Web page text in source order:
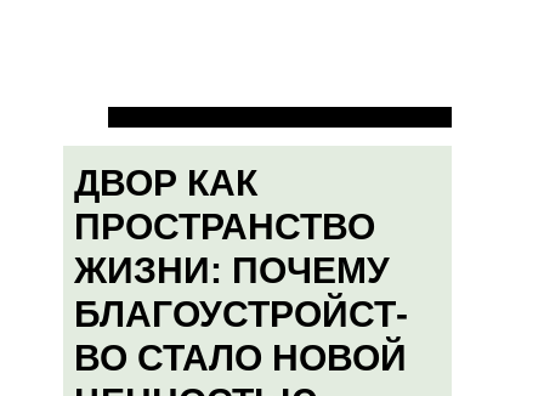
ДВОР КАК
ПРОСТРАНСТВО
ЖИЗНИ: ПОЧЕМУ
БЛАГОУСТРОЙСТ-
ВО СТАЛО НОВОЙ